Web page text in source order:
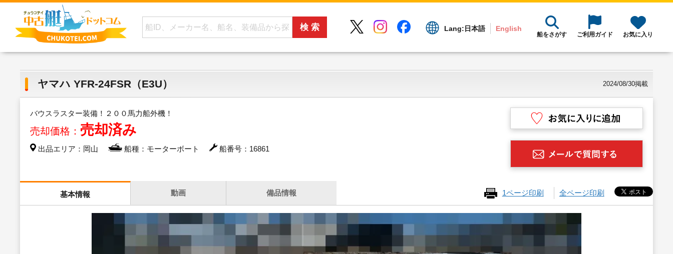
Lang: 日本語 English
船をさがす ご利用ガイド お気に入り
ヤマハ YFR-24FSR（E3U） 2024/08/30掲載
バウスラスター装備！２００馬力船外機！
売却価格： 売却済み
出品エリア：岡山 船種：モーターボート 船番号：16861
基本情報 動画 備品情報 1ページ印刷 全ページ印刷